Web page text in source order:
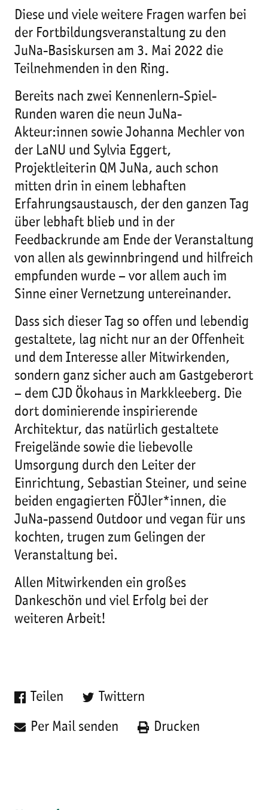
Diese und viele weitere Fragen warfen bei
der Fortbildungsveranstaltung zu den
JuNa-Basiskursen am 3. Mai 2022 die
Teilnehmenden in den Ring.
Bereits nach zwei Kennenlern-Spiel-
Runden waren die neun JuNa-
Akteur:innen sowie Johanna Mechler von
der LaNU und Sylvia Eggert,
Projektleiterin QM JuNa, auch schon
mitten drin in einem lebhaften
Erfahrungsaustausch, der den ganzen Tag
über lebhaft blieb und in der
Feedbackrunde am Ende der Veranstaltung
von allen als gewinnbringend und hilfreich
empfunden wurde – vor allem auch im
Sinne einer Vernetzung untereinander.
Dass sich dieser Tag so offen und lebendig
gestaltete, lag nicht nur an der Offenheit
und dem Interesse aller Mitwirkenden,
sondern ganz sicher auch am Gastgeberort
– dem CJD Ökohaus in Markkleeberg. Die
dort dominierende inspirierende
Architektur, das natürlich gestaltete
Freigelände sowie die liebevolle
Umsorgung durch den Leiter der
Einrichtung, Sebastian Steiner, und seine
beiden engagierten FÖJler*innen, die
JuNa-passend Outdoor und vegan für uns
kochten, trugen zum Gelingen der
Veranstaltung bei.
Allen Mitwirkenden ein großes
Dankeschön und viel Erfolg bei der
weiteren Arbeit!
Teilen Twittern
Per Mail senden Drucken